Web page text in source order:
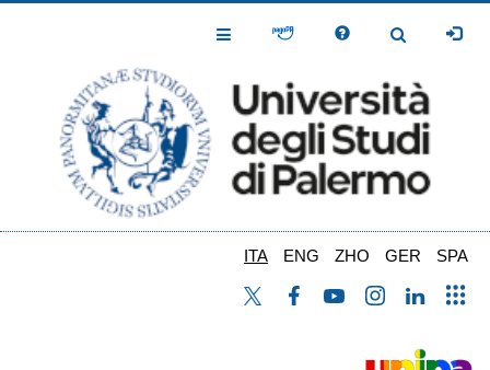
Toggle
Toggle
ITA ENG ZHO GER SPA